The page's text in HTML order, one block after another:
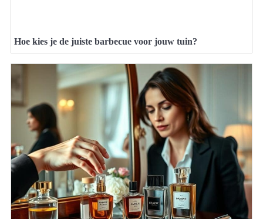
Hoe kies je de juiste barbecue voor jouw tuin?